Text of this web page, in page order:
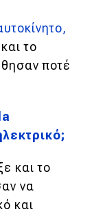
το
ποτέ
και το
να
και